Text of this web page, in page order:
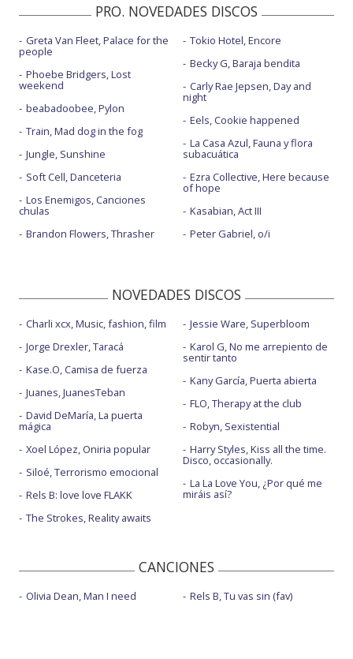
PRO. NOVEDADES DISCOS
Greta Van Fleet, Palace for the
people
Phoebe Bridgers, Lost
weekend
beabadoobee, Pylon
Train, Mad dog in the fog
Jungle, Sunshine
Soft Cell, Danceteria
Los Enemigos, Canciones
chulas
Brandon Flowers, Thrasher
Tokio Hotel, Encore
Becky G, Baraja bendita
Carly Rae Jepsen, Day and
night
Eels, Cookie happened
La Casa Azul, Fauna y flora
subacuática
Ezra Collective, Here because
of hope
Kasabian, Act III
Peter Gabriel, o/i
NOVEDADES DISCOS
Charli xcx, Music, fashion, film
Jorge Drexler, Taracá
Kase.O, Camisa de fuerza
Juanes, JuanesTeban
David DeMaría, La puerta
mágica
Xoel López, Oniria popular
Siloé, Terrorismo emocional
Rels B: love love FLAKK
The Strokes, Reality awaits
Jessie Ware, Superbloom
Karol G, No me arrepiento de
sentir tanto
Kany García, Puerta abierta
FLO, Therapy at the club
Robyn, Sexistential
Harry Styles, Kiss all the time.
Disco, occasionally.
La La Love You, ¿Por qué me
miráis así?
CANCIONES
Olivia Dean, Man I need Rels B, Tu vas sin (fav)